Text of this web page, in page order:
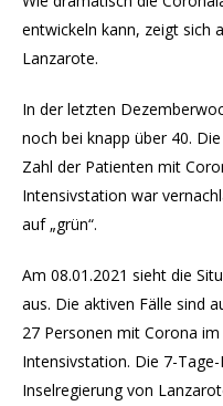
entwickeln kann, zeigt sich
Lanzarote.
In der letzten
noch bei knapp über 40.
Zahl der Patienten mit
Intensivstation war
auf „grün“.
Am 08.01.2021 sieht die
aus. Die aktiven Fälle sind
27 Personen mit Corona
Intensivstation. Die 7-
Inselregierung von